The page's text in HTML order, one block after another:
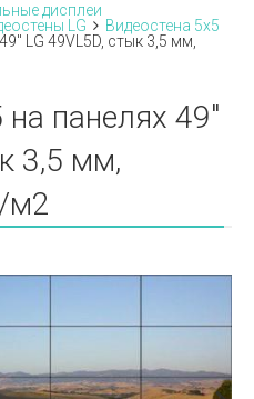
дисплеи
LG
Видеостена 5x5
LG 49VL5D, стык 3,5 мм,
на панелях 49"
3,5 мм,
м2